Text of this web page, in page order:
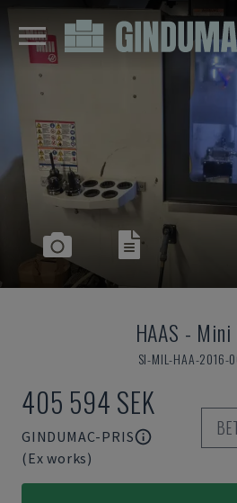
HAAS -
SI-MIL-HAA-2016-
405 594 SEK
GINDUMAC-PRIS
(Ex works)